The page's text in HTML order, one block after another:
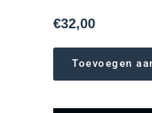
€32,00
Toevoegen